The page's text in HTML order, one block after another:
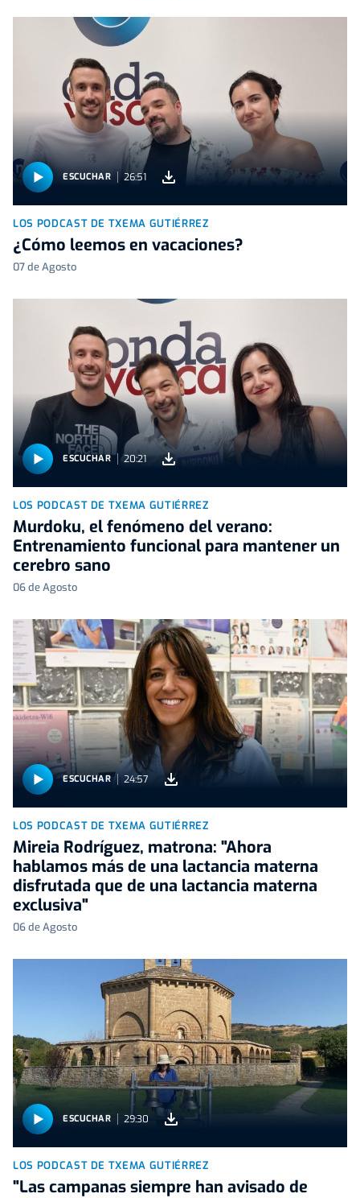
ESCUCHAR 26:51
LOS PODCAST DE TXEMA GUTIÉRREZ
¿Cómo leemos en vacaciones?
07 de Agosto
ESCUCHAR 20:21
LOS PODCAST DE TXEMA GUTIÉRREZ
Murdoku, el fenómeno del verano:
Entrenamiento funcional para mantener un
cerebro sano
06 de Agosto
ESCUCHAR 24:57
LOS PODCAST DE TXEMA GUTIÉRREZ
Mireia Rodríguez, matrona: "Ahora
hablamos más de una lactancia materna
disfrutada que de una lactancia materna
exclusiva"
06 de Agosto
ESCUCHAR 29:30
LOS PODCAST DE TXEMA GUTIÉRREZ
"Las campanas siempre han avisado de